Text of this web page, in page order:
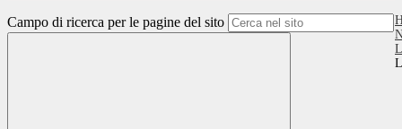
Campo di ricerca per le pagine del sito